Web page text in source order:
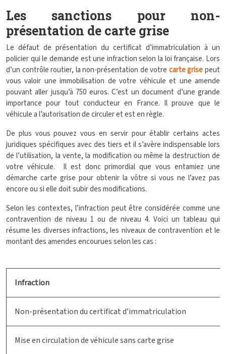
Les sanctions pour non-
présentation de carte grise
Le défaut de présentation du certificat d’immatriculation à un
policier qui le demande est une infraction selon la loi française. Lors
d’un contrôle routier, la non-présentation de votre carte grisepeut
vous valoir une immobilisation de votre véhicule et une amende
pouvant aller jusqu’à 750 euros. C’est un document d’une grande
importance pour tout conducteur en France. Il prouve que le
véhicule a l’autorisation de circuler et est en règle.
De plus vous pouvez vous en servir pour établir certains actes
juridiques spécifiques avec des tiers et il s’avère indispensable lors
de l’utilisation, la vente, la modification ou même la destruction de
votre véhicule. Il est donc primordial que vous entamiez une
démarche carte grise pour obtenir la vôtre si vous ne l’avez pas
encore ou si elle doit subir des modifications.
Selon les contextes, l’infraction peut être considérée comme une
contravention de niveau 1 ou de niveau 4. Voici un tableau qui
résume les diverses infractions, les niveaux de contravention et le
montant des amendes encourues selon les cas :
Infraction
Non-présentation du certificat d’immatriculation
Mise en circulation de véhicule sans carte grise